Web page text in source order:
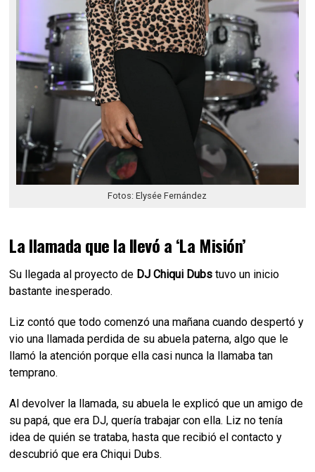
Fotos: Elysée Fernández
La llamada que la llevó a ‘La Misión’
Su llegada al proyecto de DJ Chiqui Dubs tuvo un inicio
bastante inesperado.
Liz contó que todo comenzó una mañana cuando despertó y
vio una llamada perdida de su abuela paterna, algo que le
llamó la atención porque ella casi nunca la llamaba tan
temprano.
Al devolver la llamada, su abuela le explicó que un amigo de
su papá, que era DJ, quería trabajar con ella. Liz no tenía
idea de quién se trataba, hasta que recibió el contacto y
descubrió que era Chiqui Dubs.